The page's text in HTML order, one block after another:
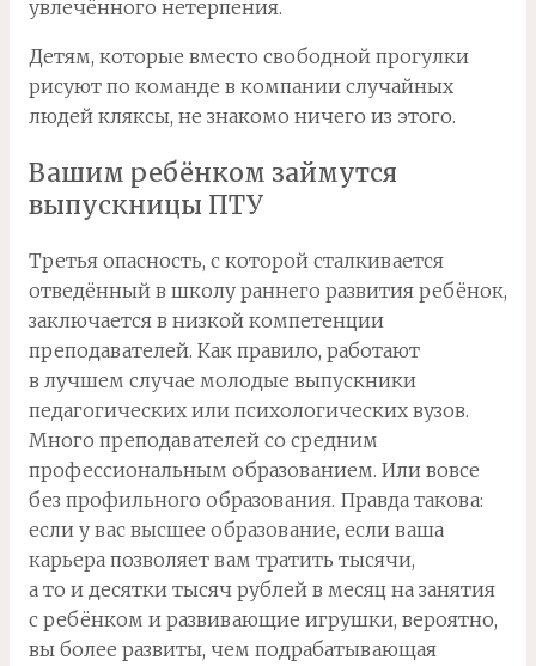
увлечённого нетерпения.
Детям, которые вместо свободной прогулки
рисуют по команде в компании случайных
людей кляксы, не знакомо ничего из этого.
Вашим ребёнком займутся
выпускницы ПТУ
Третья опасность, с которой сталкивается
отведённый в школу раннего развития ребёнок,
заключается в низкой компетенции
преподавателей. Как правило, работают
в лучшем случае молодые выпускники
педагогических или психологических вузов.
Много преподавателей со средним
профессиональным образованием. Или вовсе
без профильного образования. Правда такова:
если у вас высшее образование, если ваша
карьера позволяет вам тратить тысячи,
а то и десятки тысяч рублей в месяц на занятия
с ребёнком и развивающие игрушки, вероятно,
вы более развиты, чем подрабатывающая